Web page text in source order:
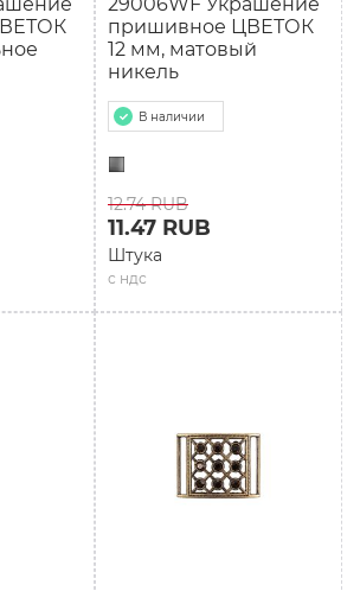
пришивное ЦВЕТОК
12 мм, матовый
никель
В наличии
12.74 RUB
с ндс
11.47 RUB
Штука